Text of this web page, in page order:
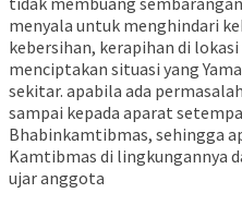
menyala untuk menghindari
kebersihan, kerapihan di
menciptakan situasi yang
sekitar. apabila ada
sampai kepada aparat
Bhabinkamtibmas, sehingga
Kamtibmas di lingkungannya
ujar anggota